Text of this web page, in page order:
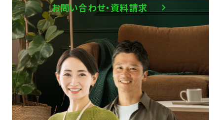
お問い合わせ・資料請求